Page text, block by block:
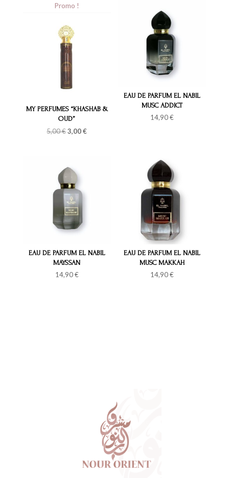
Promo !
MY PERFUMES “KHASHAB &
OUD”
5,00€Le
3,00€
EAU DE PARFUM EL NABIL
MUSC ADDICT
14,90€
EAU DE PARFUM EL NABIL
MAYSSAN
14,90€
EAU DE PARFUM EL NABIL
MUSC MAKKAH
14,90€